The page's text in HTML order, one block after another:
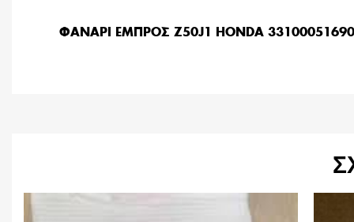
ΦΑΝΑΡΙ ΕΜΠΡΟΣ Z50J1 HONDA 33100051690